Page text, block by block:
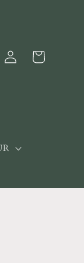
Logga
in
Varukorg